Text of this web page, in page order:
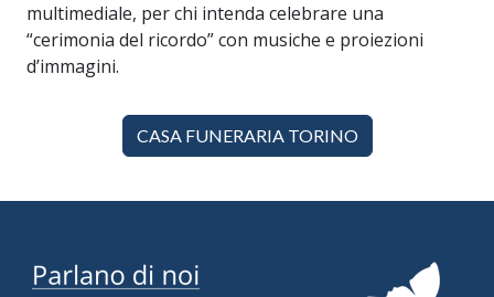
multimediale, per chi intenda celebrare una
“cerimonia del ricordo” con musiche e proiezioni
d’immagini.
CASA FUNERARIA TORINO